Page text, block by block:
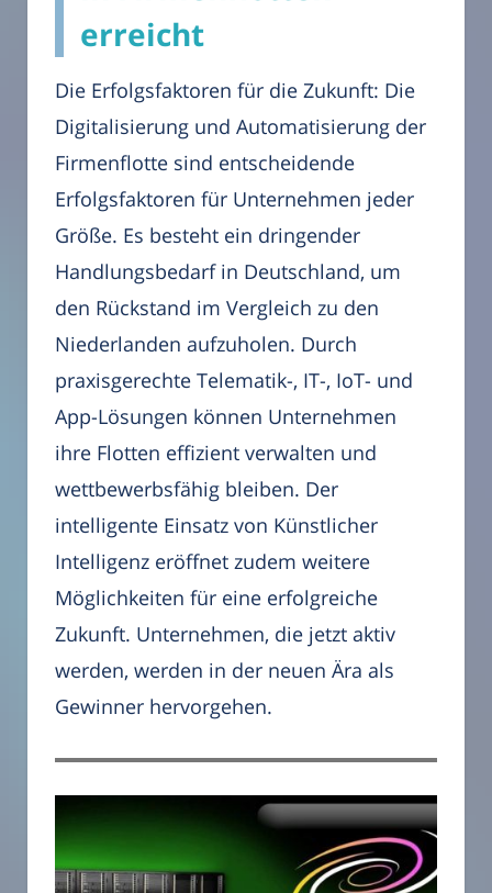
erreicht
Die Erfolgsfaktoren für die Zukunft: Die
Digitalisierung und Automatisierung der
Firmenflotte sind entscheidende
Erfolgsfaktoren für Unternehmen jeder
Größe. Es besteht ein dringender
Handlungsbedarf in Deutschland, um
den Rückstand im Vergleich zu den
Niederlanden aufzuholen. Durch
praxisgerechte Telematik-, IT-, IoT- und
App-Lösungen können Unternehmen
ihre Flotten effizient verwalten und
wettbewerbsfähig bleiben. Der
intelligente Einsatz von Künstlicher
Intelligenz eröffnet zudem weitere
Möglichkeiten für eine erfolgreiche
Zukunft. Unternehmen, die jetzt aktiv
werden, werden in der neuen Ära als
Gewinner hervorgehen.